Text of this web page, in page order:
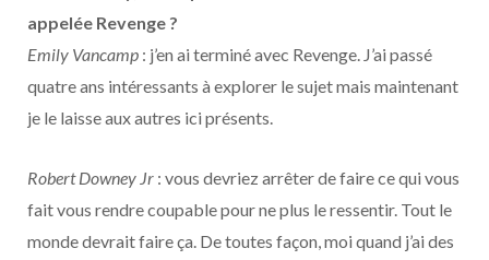
appelée Revenge ?
Emily Vancamp : j’en ai terminé avec Revenge. J’ai passé
quatre ans intéressants à explorer le sujet mais maintenant
je le laisse aux autres ici présents.
Robert Downey Jr : vous devriez arrêter de faire ce qui vous
fait vous rendre coupable pour ne plus le ressentir. Tout le
monde devrait faire ça. De toutes façon, moi quand j’ai des